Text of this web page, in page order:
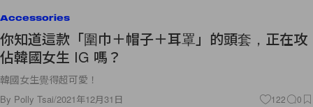
Accessories
你知道這款「圍巾＋帽子＋耳罩」的頭套，正在攻
佔韓國女生 IG 嗎？
韓國女生覺得超可愛！
By Polly Tsai/2021年12月31日 122 0